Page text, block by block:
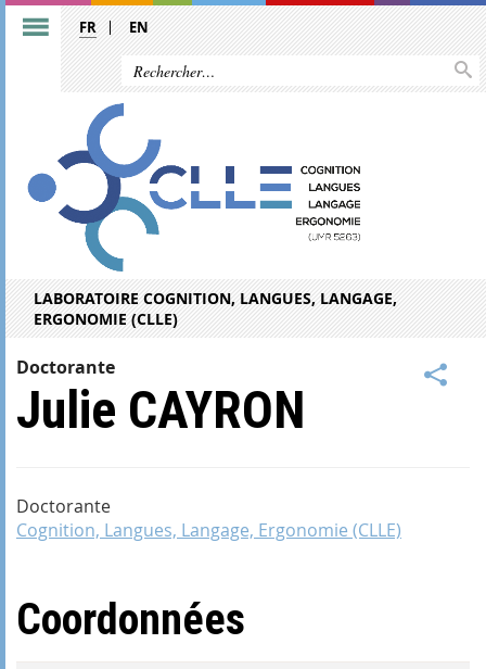
FR EN
LABORATOIRE COGNITION, LANGUES, LANGAGE,
ERGONOMIE (CLLE)
Doctorante
Julie CAYRON
Doctorante
Cognition, Langues, Langage, Ergonomie (CLLE)
Coordonnées